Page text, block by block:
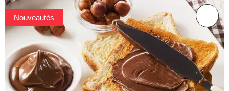
Nouveautés